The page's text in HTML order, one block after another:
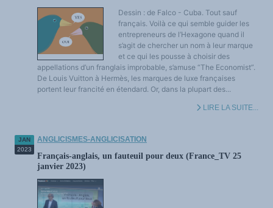
Dessin : de Falco - Cuba. Tout sauf
français. Voilà ce qui semble guider les
entrepreneurs de l’Hexagone quand il
s’agit de chercher un nom à leur marque
et ce qui les pousse à choisir des
appellations d’un franglais improbable, s’amuse “The Economist”.
De Louis Vuitton à Hermès, les marques de luxe françaises
portent leur francité en étendard. Or, dans la plupart des...
LIRE LA SUITE...
JAN
2023
ANGLICISMES-ANGLICISATION
Français-anglais, un fauteuil pour deux (France_TV 25
janvier 2023)